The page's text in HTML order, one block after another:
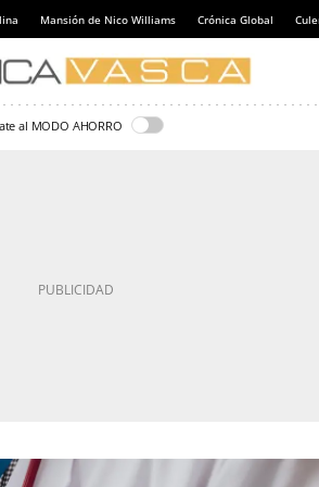
Mansión de Nico Williams Crónica Global
al MODO AHORRO